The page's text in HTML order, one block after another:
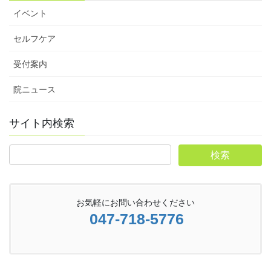
イベント
セルフケア
受付案内
院ニュース
サイト内検索
お気軽にお問い合わせください
047-718-5776